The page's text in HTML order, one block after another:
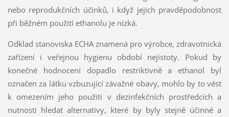
nebo reprodukčních účinků, i když jejich pravděpodobnost
při běžném použití ethanolu je nízká.
Odklad stanoviska ECHA znamená pro výrobce, zdravotnická
zařízení i veřejnou hygienu období nejistoty. Pokud by
konečné hodnocení dopadlo restriktivně a ethanol byl
označen za látku vzbuzující závažné obavy, mohlo by to vést
k omezením jeho použití v dezinfekčních prostředcích a
nutnosti hledat alternativy, které by byly stejně účinné a